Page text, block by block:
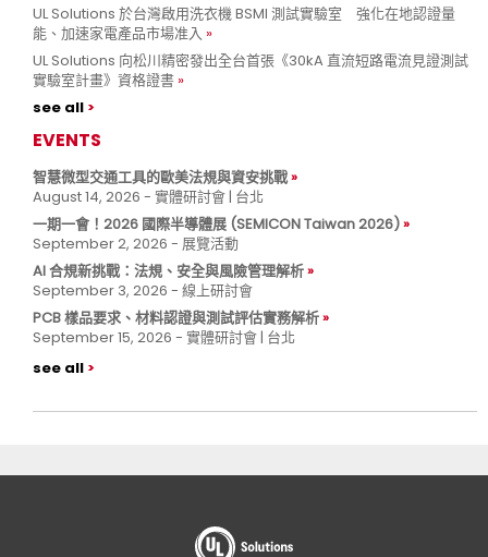
UL Solutions 於台灣啟用洗衣機 BSMI 測試實驗室 強化在地認證量
能、加速家電產品市場准入
UL Solutions 向松川精密發出全台首張《30kA 直流短路電流見證測試
實驗室計畫》資格證書
see all
EVENTS
智慧微型交通工具的歐美法規與資安挑戰
August 14, 2026 - 實體研討會 | 台北
一期一會！2026 國際半導體展 (SEMICON Taiwan 2026)
September 2, 2026 - 展覽活動
AI 合規新挑戰：法規、安全與風險管理解析
September 3, 2026 - 線上研討會
PCB 樣品要求、材料認證與測試評估實務解析
September 15, 2026 - 實體研討會 | 台北
see all